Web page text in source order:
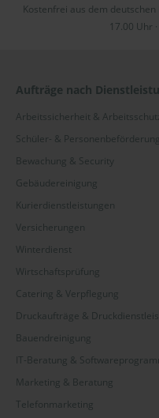
Kostenfrei aus dem
17.00 Uhr
Aufträge nach
Arbeitssicherheit &
Schüler- & Personenbeförderung
Bewachung & Security
Gebäudereinigung
Kurierdienstleistungen
Versicherungen
Winterdienst
Wirtschaftsprüfung
Catering & Verpflegung
Druckaufträge &
Bauendreinigung
IT-Beratung &
Marketing & Beratung
Telefonmarketing